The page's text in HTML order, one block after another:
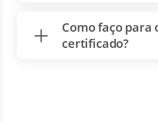
Como faço para
certificado?